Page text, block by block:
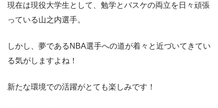
現在は現役大学生として、勉学とバスケの両立を日々頑張
っている山之内選手。
しかし、夢であるNBA選手への道が着々と近づいてきてい
る気がしますよね！
新たな環境での活躍がとても楽しみです！